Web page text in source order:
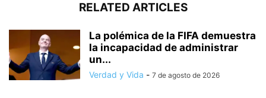
RELATED ARTICLES
La polémica de la FIFA demuestra
la incapacidad de administrar
un...
Verdad y Vida - 7 de agosto de 2026